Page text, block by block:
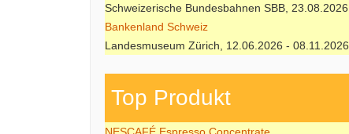
Schweizerische Bundesbahnen SBB, 23.08.2026
Bankenland Schweiz
Landesmuseum Zürich, 12.06.2026 - 08.11.2026
Top Produkt